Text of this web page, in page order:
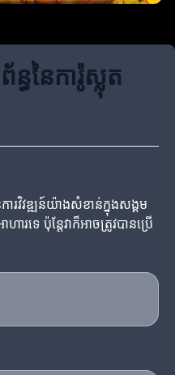
ន្ធនៃការ៉ូស្លុត
វិវឌ្ឍន៍យ៉ាងសំខាន់ក្នុងសង្គម
ទេ ប៉ុន្ដែវាក៏អាចត្រូវបានប្រើ